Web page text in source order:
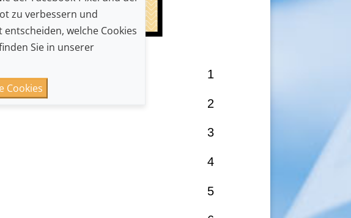
rechts
1
2
3
4
5
zu verbessern und
welche Cookies
Sie in unserer
Cookies